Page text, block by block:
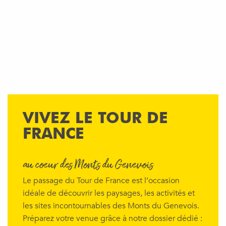
VIVEZ LE TOUR DE
FRANCE
au cœur des Monts du Genevois
Le passage du Tour de France est l’occasion
idéale de découvrir les paysages, les activités et
les sites incontournables des Monts du Genevois.
Préparez votre venue grâce à notre dossier dédié :